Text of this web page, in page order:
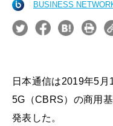
BUSINESS
日本通信は2019年5
5G（CBRS）の商用
発表した。